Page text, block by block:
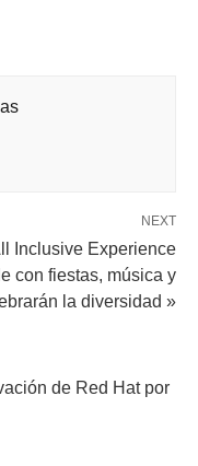
NEXT
Inclusive Experience
con fiestas, música y
la diversidad »
de Red Hat por